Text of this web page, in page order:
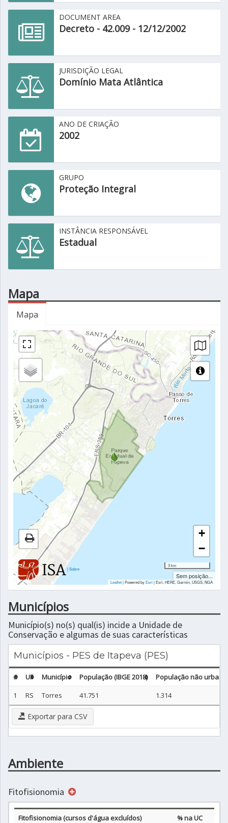
DOCUMENT AREA
Decreto - 42.009 - 12/12/2002
JURISDIÇÃO LEGAL
Domínio Mata Atlântica
ANO DE CRIAÇÃO
2002
GRUPO
Proteção Integral
INSTÂNCIA RESPONSÁVEL
Estadual
Mapa
Mapa
|Sobre
+
−
3 km
Sem posição...
Leaflet| Powered byEsri|Esri, HERE, Garmin, USGS, NGA
Municípios
Município(s) no(s) qual(is) incide a Unidade de
Conservação e algumas de suas características
Municípios - PES de Itapeva (PES)
# UF Município População (IBGE 2018)
População não urbana
1
RS Torres 41.751 1.314
Exportar para CSV
Ambiente
Fitofisionomia
Fitofisionomia (cursos d'água excluídos)
% na UC